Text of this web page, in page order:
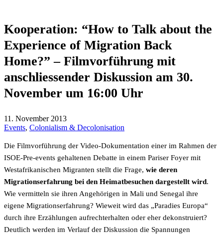
Kooperation: “How to Talk about the
Experience of Migration Back
Home?” – Filmvorführung mit
anschliessender Diskussion am 30.
November um 16:00 Uhr
11. November 2013
Events, Colonialism & Decolonisation
Die Filmvorführung der Video-Dokumentation einer im Rahmen der
ISOE-Pre-events gehaltenen Debatte in einem Pariser Foyer mit
Westafrikanischen Migranten stellt die Frage, wie deren
Migrationserfahrung bei den Heimatbesuchen dargestellt wird.
Wie vermitteln sie ihren Angehörigen in Mali und Senegal ihre
eigene Migrationserfahrung? Wieweit wird das „Paradies Europa“
durch ihre Erzählungen aufrechterhalten oder eher dekonstruiert?
Deutlich werden im Verlauf der Diskussion die Spannungen